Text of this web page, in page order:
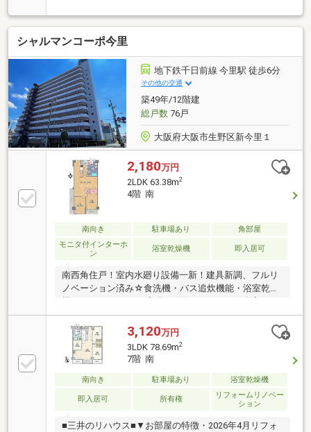
陽当り・通風良好な3DKの住まい
シャルマンコーポ今里
地下鉄千日前線 今里駅 徒歩6分
その他の交通
築49年/12階建
総戸数76戸
大阪府大阪市生野区新今里１
2,180万円
2LDK 63.38m2
4階 南
南向き 駐車場あり
角部屋
モニタ付インターホ
ン
浴室乾燥機 即入居可
南西角住戸！室内水廻り設備一新！建具新調、フルリ
ノベーション済み☆食洗機・バス追炊機能・浴室乾燥
機・TVモニターホン完備☆2面バルコニー☆全室エア
コン設置可能♪3WAYアクセス可能です♪
3,120万円
3LDK 78.69m2
7階 南
南向き 駐車場あり 浴室乾燥機
即入居可 所有権
リフォームリノベー
ション
■三井のリハウス■▼お部屋の特徴・2026年4月リフォ